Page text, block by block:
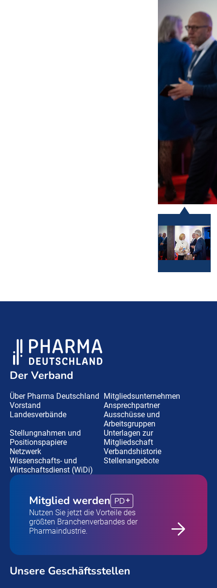
Der Verband
Über Pharma Deutschland Mitgliedsunternehmen
Vorstand
Ansprechpartner
Landesverbände
Ausschüsse und
Arbeitsgruppen
Stellungnahmen und
Positionspapiere
Unterlagen zur
Mitgliedschaft
Netzwerk
Verbandshistorie
Wissenschafts- und
Wirtschaftsdienst (WiDi)
Stellenangebote
Mitglied werden PD
Nutzen Sie jetzt die Vorteile des
größten Branchenverbandes der
Pharmaindustrie.
Unsere Geschäftsstellen